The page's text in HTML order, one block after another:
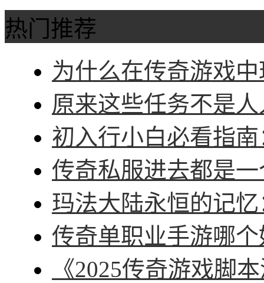
热门推荐
为什么在传奇游戏
原来这些任务不是
初入行小白必看指
传奇私服进去都是
玛法大陆永恒的记
传奇单职业手游哪
《2025传奇游戏脚